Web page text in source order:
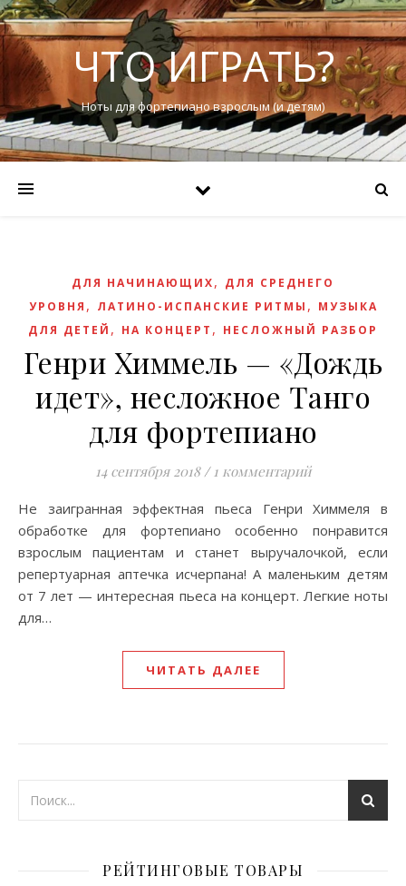
ЧТО ИГРАТЬ?
Ноты для фортепиано взрослым (и детям)
ДЛЯ НАЧИНАЮЩИХ, ДЛЯ СРЕДНЕГО
УРОВНЯ , ЛАТИНО-ИСПАНСКИЕ РИТМЫ , МУЗЫКА
ДЛЯ ДЕТЕЙ , НА КОНЦЕРТ , НЕСЛОЖНЫЙ РАЗБОР
Генри Химмель — «Дождь
идет», несложное Танго
для фортепиано
14 сентября 2018 / 1 комментарий
Hе заигранная эффектная пьеса Генри Химмеля в
обработке для фортепиано особенно понравится
взрослым пациентам и станет выручалочкой, если
репертуарная аптечка исчерпана! А маленьким детям
от 7 лет — интересная пьеса на концерт. Легкие ноты
для…
ЧИТАТЬ ДАЛЕЕ
РЕЙТИНГОВЫЕ ТОВАРЫ